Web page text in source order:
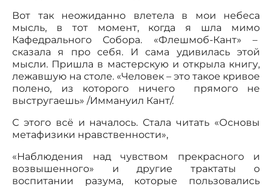
Вот так неожиданно влетела в мои небеса
мысль, в тот момент, когда я шла мимо
Кафедрального Собора. «Флешмоб-Кант» –
сказала я про себя. И сама удивилась этой
мысли. Пришла в мастерскую и открыла книгу,
лежавшую на столе. «Человек – это такое кривое
полено, из которого ничего прямого не
выстругаешь» /Иммануил Кант/.
С этого всё и началось. Стала читать «Основы
метафизики нравственности»,
«Наблюдения над чувством прекрасного и
возвышенного» и другие трактаты о
воспитании разума, которые пользовались